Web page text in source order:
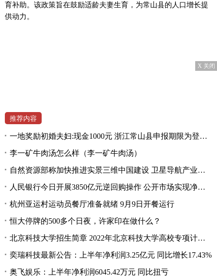
育补助。该政策旨在鼓励适龄夫妻生育，为常山县的人口增长提
供动力。
X 关闭
推荐内容
一地奖励初婚夫妇:现金1000元 浙江常山县申报期限为登记起30天内
李一矿牛肉汤怎么样（李一矿牛肉汤）
自然资源部称加快推进实景三维中国建设 卫星导航产业公司将受益
人民银行今日开展3850亿元逆回购操作 公开市场实现净投放2740亿元
杭州亚运村运动员餐厅准备就绪 9月9日开餐运行
恒大停牌的500多个日夜，许家印在做什么？
北京科技大学招生简章 2022年北京科技大学高校专项计划招生简章
奕瑞科技最新公告：上半年净利润3.25亿元 同比增长17.43%
奥飞娱乐：上半年净利润6045.42万元 同比扭亏